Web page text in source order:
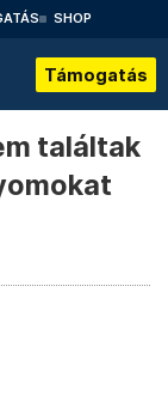
SHOP
Támogatás
találtak